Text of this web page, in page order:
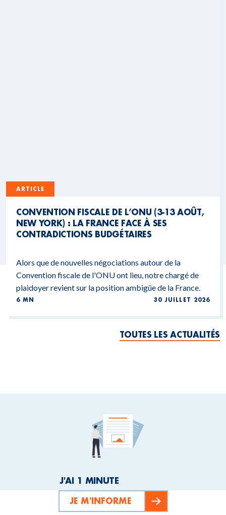
ARTICLE
CONVENTION FISCALE DE L’ONU (3-13 AOÛT,
NEW YORK) : LA FRANCE FACE À SES
CONTRADICTIONS BUDGÉTAIRES
Alors que de nouvelles négociations autour de la
Convention fiscale de l'ONU ont lieu, notre chargé de
plaidoyer revient sur la position ambigüe de la France.
6 MN 30 JUILLET 2026
TOUTES LES ACTUALITÉS
J'AI 1 MINUTE
JE M'INFORME